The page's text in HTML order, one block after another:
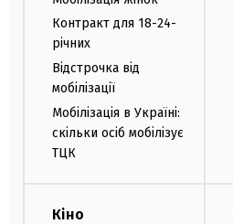
Контракт для 18-24-
річних
Відстрочка від
мобілізації
Мобілізація в Україні:
скільки осіб мобілізує
ТЦК
Кіно